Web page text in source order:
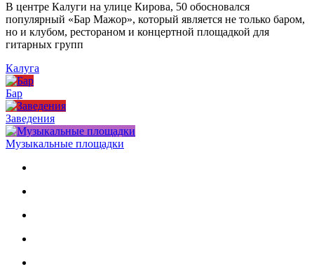
В центре Калуги на улице Кирова, 50 обосновался
популярный «Бар Мажор», который является не только баром,
но и клубом, рестораном и концертной площадкой для
гитарных групп
Калуга
Бар
Заведения
Музыкальные площадки